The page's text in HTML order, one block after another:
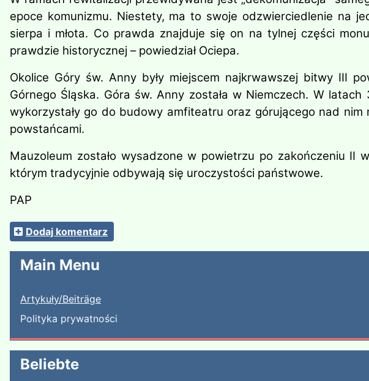
Main Menu
Artykuły/Beiträge
Polityka prywatności
Beliebte
epoce komunizmu. Niestety, ma to swoje odzwierciedlenie na
sierpa i młota. Co prawda znajduje się on na tylnej części
prawdzie historycznej – powiedział Ociepa.
Okolice Góry św. Anny były miejscem najkrwawszej bitwy III
Górnego Śląska. Góra św. Anny została w Niemczech. W
wykorzystały go do budowy amfiteatru oraz górującego nad nim
powstańcami.
Mauzoleum zostało wysadzone w powietrzu po zakończeniu II
którym tradycyjnie odbywają się uroczystości państwowe.
PAP
Dodaj komentarz